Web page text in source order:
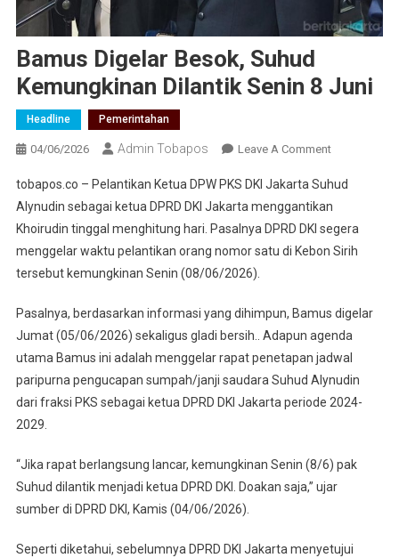
Bamus Digelar Besok, Suhud
Kemungkinan Dilantik Senin 8 Juni
Headline Pemerintahan
04/06/2026 Admin Tobapos Leave A CommentOn Bamus
Besok,
Suhud
Dilantik
tobapos.co – Pelantikan Ketua DPW PKS DKI Jakarta Suhud
Alynudin sebagai ketua DPRD DKI Jakarta menggantikan
Khoirudin tinggal menghitung hari. Pasalnya DPRD DKI segera
menggelar waktu pelantikan orang nomor satu di Kebon Sirih
tersebut kemungkinan Senin (08/06/2026).
Pasalnya, berdasarkan informasi yang dihimpun, Bamus digelar
Jumat (05/06/2026) sekaligus gladi bersih.. Adapun agenda
utama Bamus ini adalah menggelar rapat penetapan jadwal
paripurna pengucapan sumpah/janji saudara Suhud Alynudin
dari fraksi PKS sebagai ketua DPRD DKI Jakarta periode 2024-
2029.
“Jika rapat berlangsung lancar, kemungkinan Senin (8/6) pak
Suhud dilantik menjadi ketua DPRD DKI. Doakan saja,” ujar
sumber di DPRD DKI, Kamis (04/06/2026).
Seperti diketahui, sebelumnya DPRD DKI Jakarta menyetujui